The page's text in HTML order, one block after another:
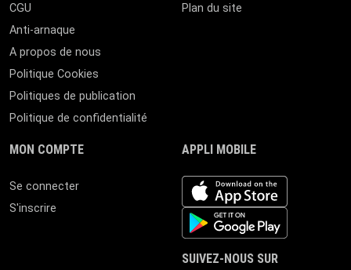
CGU
Anti-arnaque
A propos de nous
Politique Cookies
Politiques de publication
Politique de confidentialité
Plan du site
MON COMPTE
Se connecter
S'inscrire
APPLI MOBILE
iOS app
Android App
SUIVEZ-NOUS SUR